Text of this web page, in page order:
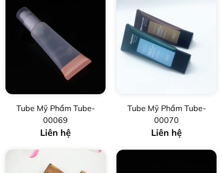
Tube Mỹ Phẩm Tube-
00069
Liên hệ
Tube Mỹ Phẩm Tube-
00070
Liên hệ